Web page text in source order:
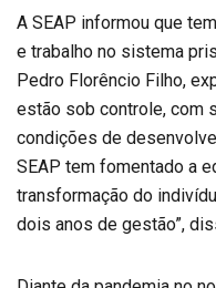
A SEAP informou que
e trabalho no sistema
Pedro Florêncio Filho,
estão sob controle, com
condições de
SEAP tem fomentado a
transformação do
dois anos de gestão”,